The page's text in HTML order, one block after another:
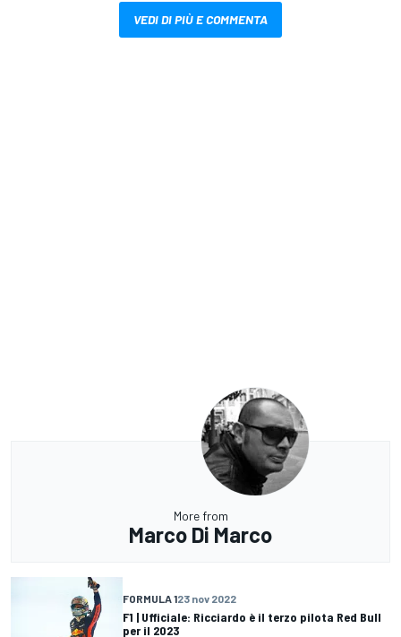
VEDI DI PIÙ E COMMENTA
More from
Marco Di Marco
FORMULA 123 nov 2022
F1 | Ufficiale: Ricciardo è il terzo pilota Red Bull
per il 2023